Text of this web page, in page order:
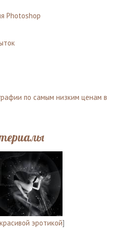
Photoshop
по самым низким ценам в
эротикой]